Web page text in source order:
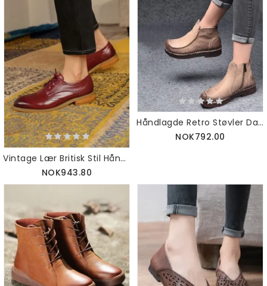
Vintage Lær Britisk Stil Håndlagde Oxford Sko
NOK943.80
Håndlagde Retro Støvler Dame 35-42 | Gave Sko
NOK792.00